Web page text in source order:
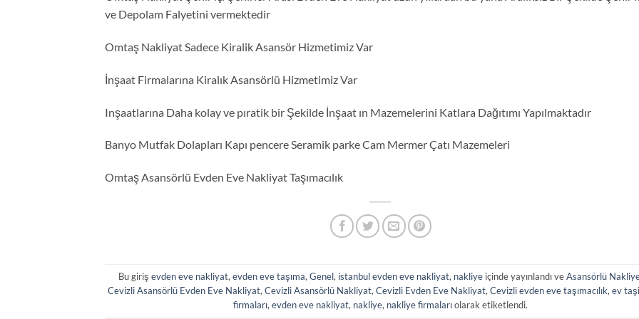
ve Depolam Falyetini vermektedir
Omtaş Nakliyat Sadece Kiralik Asansör Hizmetimiz Var
İnşaat Firmalarına Kiralık Asansörlü Hizmetimiz Var
Inşaatlarına Daha kolay ve pıratik bir Şekilde İnşaat ın Mazemelerini Katlara Dağıtımı Yapılmaktadır
Banyo Mutfak Dolapları Kapı pencere Seramik parke Cam Mermer Çatı Mazemeleri
Omtaş Asansörlü Evden Eve Nakliyat Taşımacılık
Bu giriş evden eve nakliyat,evden eve taşıma,Genel, istanbul evden eve nakliyat, nakliyeiçinde yayınlandı veAsansörlü
Cevizli Asansörlü Evden Eve Nakliyat,Cevizli Asansörlü Nakliyat,Cevizli Evden Eve Nakliyat,Cevizli evden eve taşımacılık,ev
firmaları,evden eve nakliyat, nakliye, nakliye firmalarıolarak etiketlendi.